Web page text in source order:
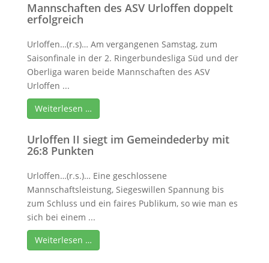
Mannschaften des ASV Urloffen doppelt
erfolgreich
Urloffen…(r.s)… Am vergangenen Samstag, zum
Saisonfinale in der 2. Ringerbundesliga Süd und der
Oberliga waren beide Mannschaften des ASV
Urloffen ...
Weiterlesen …
Urloffen II siegt im Gemeindederby mit
26:8 Punkten
Urloffen…(r.s.)… Eine geschlossene
Mannschaftsleistung, Siegeswillen Spannung bis
zum Schluss und ein faires Publikum, so wie man es
sich bei einem ...
Weiterlesen …